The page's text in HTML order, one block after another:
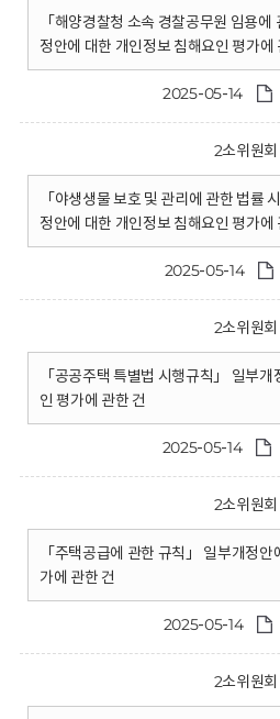
「해양경찰청 소속 경찰공무원 임용
정안에 대한 개인정보 침해요인 평가에
2025-05-14
2소위원회
「야생생물 보호 및 관리에 관한 법률
정안에 대한 개인정보 침해요인 평가에
2025-05-14
2소위원회
「공공주택 특별법 시행규칙」 일부
인 평가에 관한 건
2025-05-14
2소위원회
「주택공급에 관한 규칙」 일부개정
가에 관한 건
2025-05-14
2소위원회